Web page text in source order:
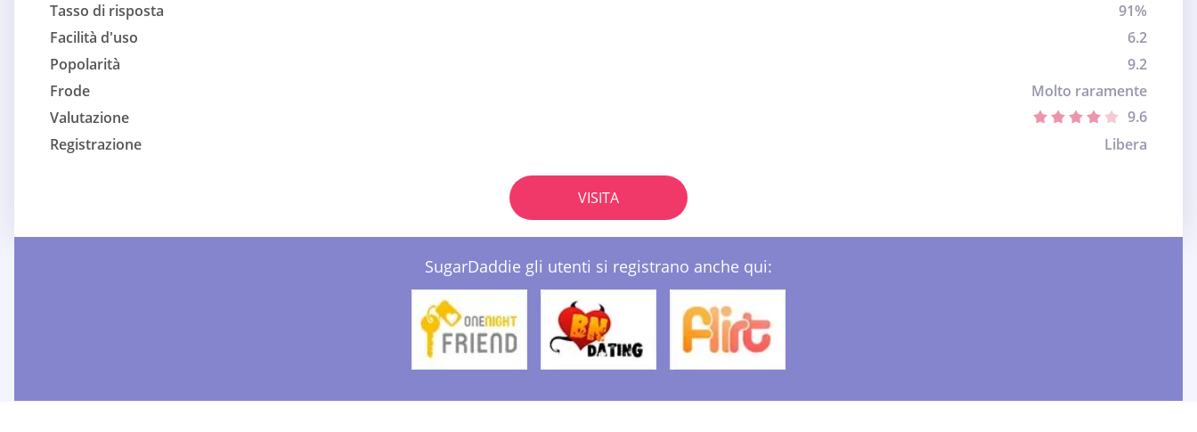
Tasso di risposta
91%
Facilità d'uso
6.2
Popolarità
9.2
Frode
Molto raramente
Valutazione
9.6
Registrazione
Libera
VISITA
SugarDaddie gli utenti si registrano anche qui: